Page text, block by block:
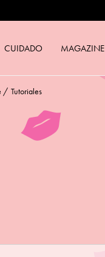
CUIDADO MAGAZINE
LOVER
/ Tutoriales